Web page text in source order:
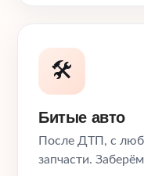
🛠️
Битые авто
После ДТП, с
запчасти.